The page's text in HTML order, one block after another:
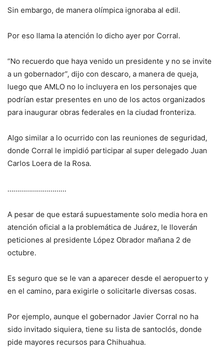
Sin embargo, de manera olímpica ignoraba al edil.
Por eso llama la atención lo dicho ayer por Corral.
“No recuerdo que haya venido un presidente y no se invite
a un gobernador”, dijo con descaro, a manera de queja,
luego que AMLO no lo incluyera en los personajes que
podrían estar presentes en uno de los actos organizados
para inaugurar obras federales en la ciudad fronteriza.
Algo similar a lo ocurrido con las reuniones de seguridad,
donde Corral le impidió participar al super delegado Juan
Carlos Loera de la Rosa.
…………………………
A pesar de que estará supuestamente solo media hora en
atención oficial a la problemática de Juárez, le lloverán
peticiones al presidente López Obrador mañana 2 de
octubre.
Es seguro que se le van a aparecer desde el aeropuerto y
en el camino, para exigirle o solicitarle diversas cosas.
Por ejemplo, aunque el gobernador Javier Corral no ha
sido invitado siquiera, tiene su lista de santoclós, donde
pide mayores recursos para Chihuahua.